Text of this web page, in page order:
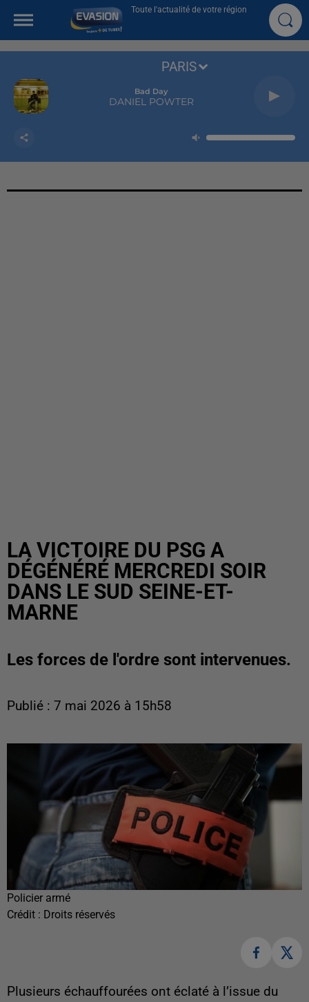
Toute l'actualité de votre région
Bad Day
DANIEL POWTER
PARIS
LA VICTOIRE DU PSG A
DÉGÉNÉRÉ MERCREDI SOIR
DANS LE SUD SEINE-ET-
MARNE
Les forces de l'ordre sont intervenues.
Publié : 7 mai 2026 à 15h58
Policier armé
Crédit : Droits réservés
Plusieurs échauffourées ont éclaté à l’issue du